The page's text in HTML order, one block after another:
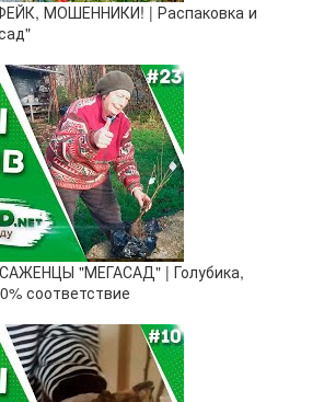
МОШЕННИКИ! | Распаковка и
"МЕГАСАД" | Голубика,
соответствие